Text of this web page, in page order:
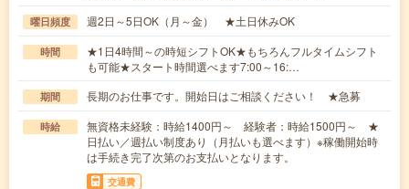
曜日頻度 週2日～5日OK（月～金） ★土日休みOK
時間
★1日4時間～の時短シフトOK★もちろんフルタイムシフト
も可能★スタート時間選べます7:00～16:…
期間 長期のお仕事です。開始日はご相談ください！ ★急募
時給
無資格未経験：時給1400円～ 経験者：時給1500円～ ★
日払い／週払い制度あり（月払いも選べます）※稼働開始時
は手続き完了次第のお支払いとなります。
交通費